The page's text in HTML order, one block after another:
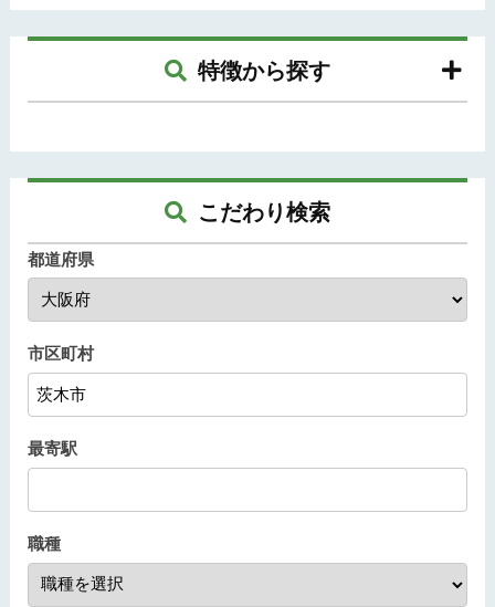
特徴から探す
こだわり検索
都道府県
市区町村
最寄駅
職種